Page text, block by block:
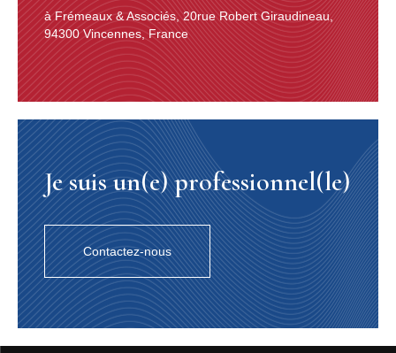
à Frémeaux & Associés, 20rue Robert Giraudineau,
94300 Vincennes, France
Je suis un(e) professionnel(le)
Contactez-nous